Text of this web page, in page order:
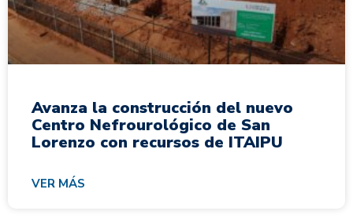
Avanza la construcción del nuevo
Centro Nefrourológico de San
Lorenzo con recursos de ITAIPU
VER MÁS